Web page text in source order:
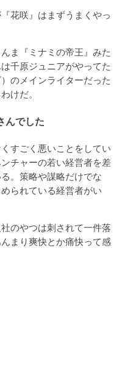
花咲』はまずうまくやっ
ま『ミナミの帝王』みた
千原ジュニアがやってた
のメインライターだった
けだ。
んでした
すごく悪いことをしてい
チャーの若い経営者を差
。策略や謀略だけでな
られている経営者がい
のやつは刺されて一件落
まり爽快とか痛快って感